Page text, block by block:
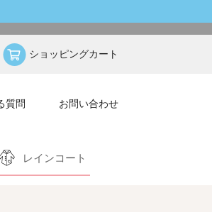
ショッピングカート
質問 お問い合わせ
レインコート